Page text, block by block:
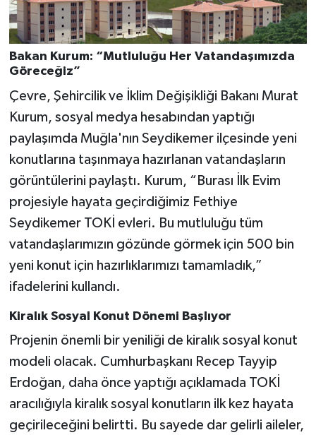
Bakan Kurum: “Mutluluğu Her Vatandaşımızda
Göreceğiz”
Çevre, Şehircilik ve İklim Değişikliği Bakanı Murat
Kurum, sosyal medya hesabından yaptığı
paylaşımda Muğla'nın Seydikemer ilçesinde yeni
konutlarına taşınmaya hazırlanan vatandaşların
görüntülerini paylaştı. Kurum, “Burası İlk Evim
projesiyle hayata geçirdiğimiz Fethiye
Seydikemer TOKİ evleri. Bu mutluluğu tüm
vatandaşlarımızın gözünde görmek için 500 bin
yeni konut için hazırlıklarımızı tamamladık,”
ifadelerini kullandı.
Kiralık Sosyal Konut Dönemi Başlıyor
Projenin önemli bir yeniliği de kiralık sosyal konut
modeli olacak. Cumhurbaşkanı Recep Tayyip
Erdoğan, daha önce yaptığı açıklamada TOKİ
aracılığıyla kiralık sosyal konutların ilk kez hayata
geçirileceğini belirtti. Bu sayede dar gelirli aileler,